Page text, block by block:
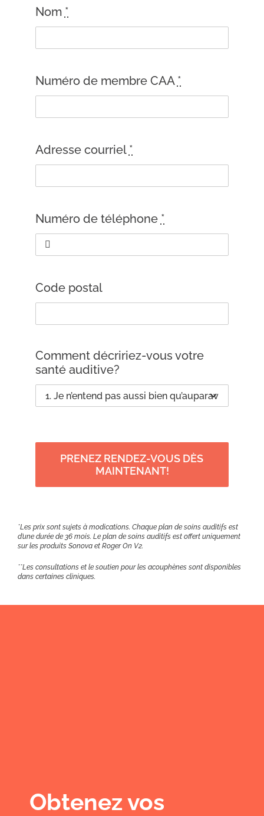
Nom *
Numéro de membre CAA *
Adresse courriel *
Numéro de téléphone *
Code postal
Comment décririez-vous votre
santé auditive?
PRENEZ RENDEZ-VOUS DÈS
MAINTENANT!
*Les prix sont sujets à modications. Chaque plan de soins auditifs est
d’une durée de 36 mois. Le plan de soins auditifs est offert uniquement
sur les produits Sonova et Roger On V2.
**Les consultations et le soutien pour les acouphènes sont disponibles
dans certaines cliniques.
Obtenez vos